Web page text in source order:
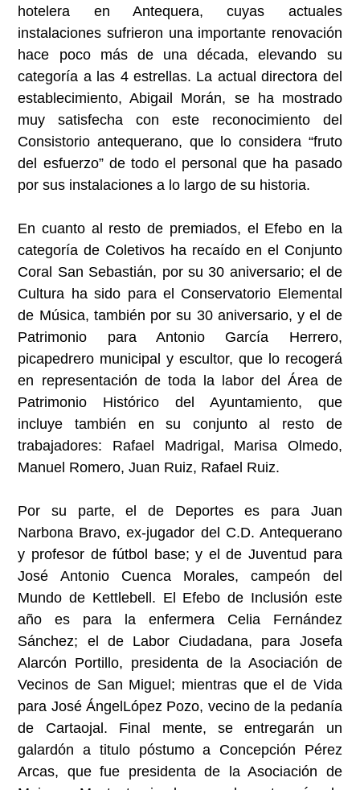
hotelera en Antequera, cuyas actuales
instalaciones sufrieron una importante renovación
hace poco más de una década, elevando su
categoría a las 4 estrellas. La actual directora del
establecimiento, Abigail Morán, se ha mostrado
muy satisfecha con este reconocimiento del
Consistorio antequerano, que lo considera “fruto
del esfuerzo” de todo el personal que ha pasado
por sus instalaciones a lo largo de su historia.
En cuanto al resto de premiados, el Efebo en la
categoría de Coletivos ha recaído en el Conjunto
Coral San Sebastián, por su 30 aniversario; el de
Cultura ha sido para el Conservatorio Elemental
de Música, también por su 30 aniversario, y el de
Patrimonio para Antonio García Herrero,
picapedrero municipal y escultor, que lo recogerá
en representación de toda la labor del Área de
Patrimonio Histórico del Ayuntamiento, que
incluye también en su conjunto al resto de
trabajadores: Rafael Madrigal, Marisa Olmedo,
Manuel Romero, Juan Ruiz, Rafael Ruiz.
Por su parte, el de Deportes es para Juan
Narbona Bravo, ex-jugador del C.D. Antequerano
y profesor de fútbol base; y el de Juventud para
José Antonio Cuenca Morales, campeón del
Mundo de Kettlebell. El Efebo de Inclusión este
año es para la enfermera Celia Fernández
Sánchez; el de Labor Ciudadana, para Josefa
Alarcón Portillo, presidenta de la Asociación de
Vecinos de San Miguel; mientras que el de Vida
para José ÁngelLópez Pozo, vecino de la pedanía
de Cartaojal. Final mente, se entregarán un
galardón a titulo póstumo a Concepción Pérez
Arcas, que fue presidenta de la Asociación de